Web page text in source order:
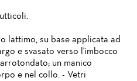
lattimo, su base applicata ad
e svasato verso l'imbocco
un manico
e nel collo. - Vetri